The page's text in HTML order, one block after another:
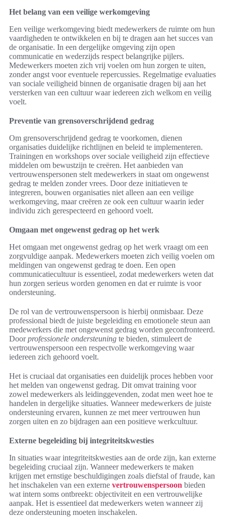
Het belang van een veilige werkomgeving
Een veilige werkomgeving biedt medewerkers de ruimte om hun
vaardigheden te ontwikkelen en bij te dragen aan het succes van
de organisatie. In een dergelijke omgeving zijn open
communicatie en wederzijds respect belangrijke pijlers.
Medewerkers moeten zich vrij voelen om hun zorgen te uiten,
zonder angst voor eventuele repercussies. Regelmatige evaluaties
van sociale veiligheid binnen de organisatie dragen bij aan het
versterken van een cultuur waar iedereen zich welkom en veilig
voelt.
Preventie van grensoverschrijdend gedrag
Om grensoverschrijdend gedrag te voorkomen, dienen
organisaties duidelijke richtlijnen en beleid te implementeren.
Trainingen en workshops over sociale veiligheid zijn effectieve
middelen om bewustzijn te creëren. Het aanbieden van
vertrouwenspersonen stelt medewerkers in staat om ongewenst
gedrag te melden zonder vrees. Door deze initiatieven te
integreren, bouwen organisaties niet alleen aan een veilige
werkomgeving, maar creëren ze ook een cultuur waarin ieder
individu zich gerespecteerd en gehoord voelt.
Omgaan met ongewenst gedrag op het werk
Het omgaan met ongewenst gedrag op het werk vraagt om een
zorgvuldige aanpak. Medewerkers moeten zich veilig voelen om
meldingen van ongewenst gedrag te doen. Een open
communicatiecultuur is essentieel, zodat medewerkers weten dat
hun zorgen serieus worden genomen en dat er ruimte is voor
ondersteuning.
De rol van de vertrouwenspersoon is hierbij onmisbaar. Deze
professional biedt de juiste begeleiding en emotionele steun aan
medewerkers die met ongewenst gedrag worden geconfronteerd.
Doorprofessionele ondersteuning te bieden, stimuleert de
vertrouwenspersoon een respectvolle werkomgeving waar
iedereen zich gehoord voelt.
Het is cruciaal dat organisaties een duidelijk proces hebben voor
het melden van ongewenst gedrag. Dit omvat training voor
zowel medewerkers als leidinggevenden, zodat men weet hoe te
handelen in dergelijke situaties. Wanneer medewerkers de juiste
ondersteuning ervaren, kunnen ze met meer vertrouwen hun
zorgen uiten en zo bijdragen aan een positieve werkcultuur.
Externe begeleiding bij integriteitskwesties
In situaties waar integriteitskwesties aan de orde zijn, kan externe
begeleiding cruciaal zijn. Wanneer medewerkers te maken
krijgen met ernstige beschuldigingen zoals diefstal of fraude, kan
het inschakelen van een externe vertrouwenspersoon bieden
wat intern soms ontbreekt: objectiviteit en een vertrouwelijke
aanpak. Het is essentieel dat medewerkers weten wanneer zij
deze ondersteuning moeten inschakelen.